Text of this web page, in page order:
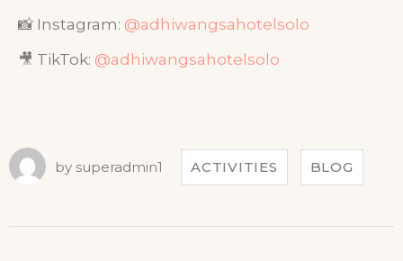
📸 Instagram: @adhiwangsahotelsolo
🎥 TikTok: @adhiwangsahotelsolo
by superadmin1 ACTIVITIES BLOG